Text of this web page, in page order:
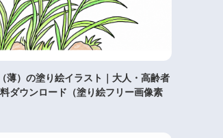
薄）の塗り絵イラスト｜大人・高齢者
ダウンロード（塗り絵フリー画像素